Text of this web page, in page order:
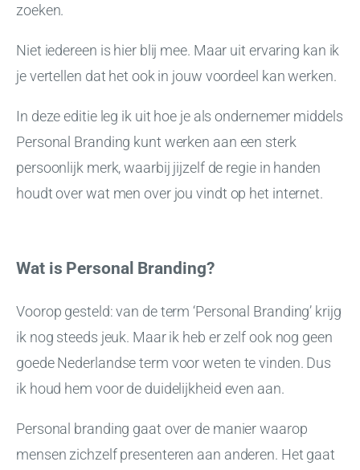
zoeken.
Niet iedereen is hier blij mee. Maar uit ervaring kan ik
je vertellen dat het ook in jouw voordeel kan werken.
In deze editie leg ik uit hoe je als ondernemer middels
Personal Branding kunt werken aan een sterk
persoonlijk merk, waarbij jijzelf de regie in handen
houdt over wat men over jou vindt op het internet.
Wat is Personal Branding?
Voorop gesteld: van de term ‘Personal Branding’ krijg
ik nog steeds jeuk. Maar ik heb er zelf ook nog geen
goede Nederlandse term voor weten te vinden. Dus
ik houd hem voor de duidelijkheid even aan.
Personal branding gaat over de manier waarop
mensen zichzelf presenteren aan anderen. Het gaat